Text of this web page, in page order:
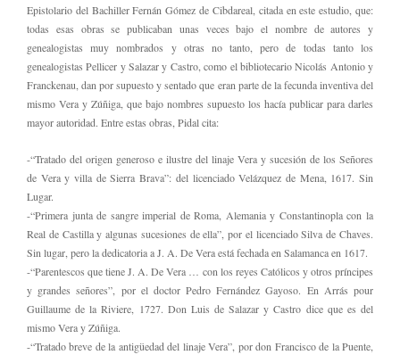
Epistolario del Bachiller Fernán Gómez de Cibdareal, citada en este estudio, que:
todas esas obras se publicaban unas veces bajo el nombre de autores y
genealogistas muy nombrados y otras no tanto, pero de todas tanto los
genealogistas Pellicer y Salazar y Castro, como el bibliotecario Nicolás Antonio y
Franckenau, dan por supuesto y sentado que eran parte de la fecunda inventiva del
mismo Vera y Zúñiga, que bajo nombres supuesto los hacía publicar para darles
mayor autoridad. Entre estas obras, Pidal cita:
-“Tratado del origen generoso e ilustre del linaje Vera y sucesión de los Señores
de Vera y villa de Sierra Brava”: del licenciado Velázquez de Mena, 1617. Sin
Lugar.
-“Primera junta de sangre imperial de Roma, Alemania y Constantinopla con la
Real de Castilla y algunas sucesiones de ella”, por el licenciado Silva de Chaves.
Sin lugar, pero la dedicatoria a J. A. De Vera está fechada en Salamanca en 1617.
-“Parentescos que tiene J. A. De Vera … con los reyes Católicos y otros príncipes
y grandes señores”, por el doctor Pedro Fernández Gayoso. En Arrás pour
Guillaume de la Riviere, 1727. Don Luis de Salazar y Castro dice que es del
mismo Vera y Zúñiga.
-“Tratado breve de la antigüedad del linaje Vera”, por don Francisco de la Puente,